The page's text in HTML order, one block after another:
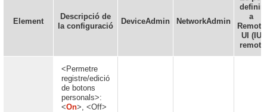
Element
Descripció de
la configuració
DeviceAdmin NetworkAdmin
definir
a
Remote
UI (IU
remot)
<Permetre
registre/edició
de botons
personals>:
<On>, <Off>